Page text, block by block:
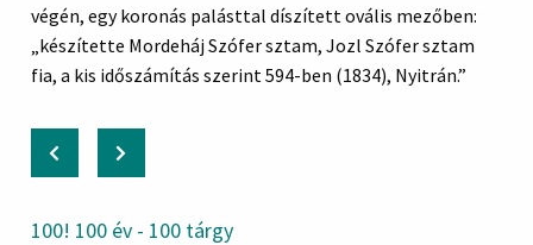
100! 100 év - 100 tárgy
végén, egy koronás palásttal díszített ovális mezőben:
„készítette Mordeháj Szófer sztam, Jozl Szófer sztam
fia, a kis időszámítás szerint 594-ben (1834), Nyitrán.”